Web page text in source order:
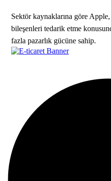
Sektör kaynaklarına göre
bileşenleri tedarik etme
fazla pazarlık gücüne sahip.